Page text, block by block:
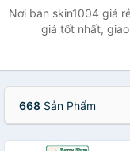
Nơi bán skin1004 giá
giá tốt nhất,
668 Sản Phẩm